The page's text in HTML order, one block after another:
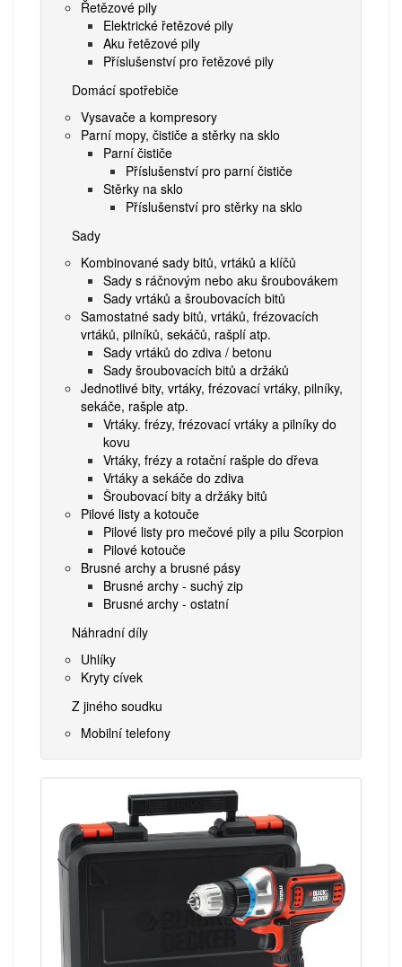
Řetězové pily
Elektrické řetězové pily
Aku řetězové pily
Příslušenství pro řetězové pily
Domácí spotřebiče
Vysavače a kompresory
Parní mopy, čističe a stěrky na sklo
Parní čističe
Příslušenství pro parní čističe
Stěrky na sklo
Příslušenství pro stěrky na sklo
Sady
Kombinované sady bitů, vrtáků a klíčů
Sady s ráčnovým nebo aku šroubovákem
Sady vrtáků a šroubovacích bitů
Samostatné sady bitů, vrtáků, frézovacích
vrtáků, pilníků, sekáčů, rašplí atp.
Sady vrtáků do zdiva / betonu
Sady šroubovacích bitů a držáků
Jednotlivé bity, vrtáky, frézovací vrtáky, pilníky,
sekáče, rašple atp.
Vrtáky. frézy, frézovací vrtáky a pilníky do
kovu
Vrtáky, frézy a rotační rašple do dřeva
Vrtáky a sekáče do zdiva
Šroubovací bity a držáky bitů
Pilové listy a kotouče
Pilové listy pro mečové pily a pilu Scorpion
Pilové kotouče
Brusné archy a brusné pásy
Brusné archy - suchý zip
Brusné archy - ostatní
Náhradní díly
Uhlíky
Kryty cívek
Z jiného soudku
Mobilní telefony